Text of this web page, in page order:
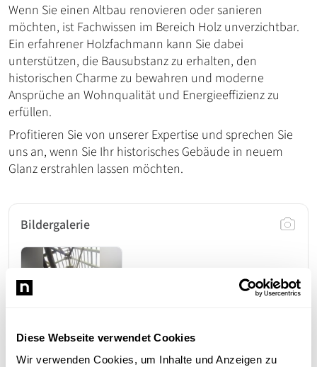
Diese Webseite verwendet Cookies
Wir verwenden Cookies, um Inhalte und Anzeigen zu
Wenn Sie einen Altbau renovieren oder sanieren
möchten, ist Fachwissen im Bereich Holz unverzichtbar.
Ein erfahrener Holzfachmann kann Sie dabei
unterstützen, die Bausubstanz zu erhalten, den
historischen Charme zu bewahren und moderne
Ansprüche an Wohnqualität und Energieeffizienz zu
erfüllen.
Profitieren Sie von unserer Expertise und sprechen Sie
uns an, wenn Sie Ihr historisches Gebäude in neuem
Glanz erstrahlen lassen möchten.
Bildergalerie